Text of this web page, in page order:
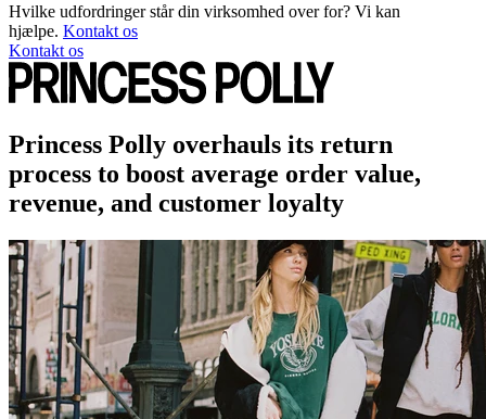
Hvilke udfordringer står din virksomhed over for? Vi kan
hjælpe. Kontakt os
Kontakt os
Princess Polly overhauls its return
process to boost average order value,
revenue, and customer loyalty